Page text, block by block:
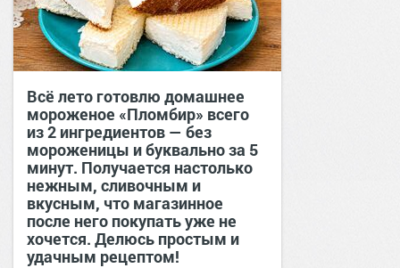
Всё лето готовлю домашнее
мороженое «Пломбир» всего
из 2 ингредиентов — без
мороженицы и буквально за 5
минут. Получается настолько
нежным, сливочным и
вкусным, что магазинное
после него покупать уже не
хочется. Делюсь простым и
удачным рецептом!